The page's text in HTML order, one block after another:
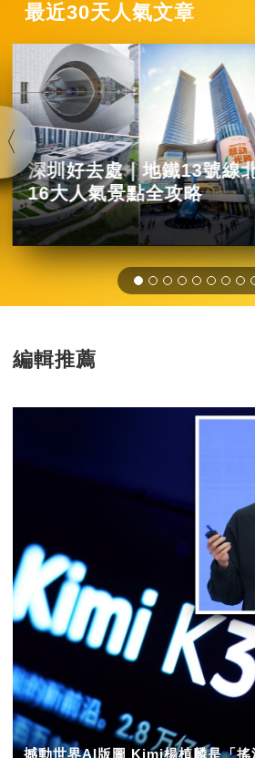
最近30天人氣文章
深圳好去處｜地鐵13號線
16大人氣景點全攻略
編輯推薦
撼動世界AI版圖 Kimi楊植麟是「搖